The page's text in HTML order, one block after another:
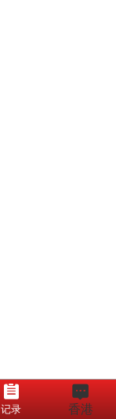
记录 香港